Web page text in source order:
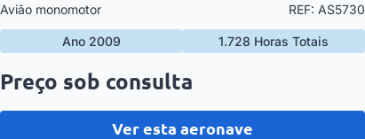
Avião monomotor REF: AS5730
Ano 2009 1.728 Horas Totais
Ver esta aeronave
Preço sob consulta